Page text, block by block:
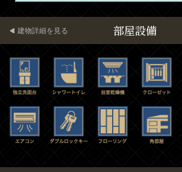
部屋設備
建物詳細を見る